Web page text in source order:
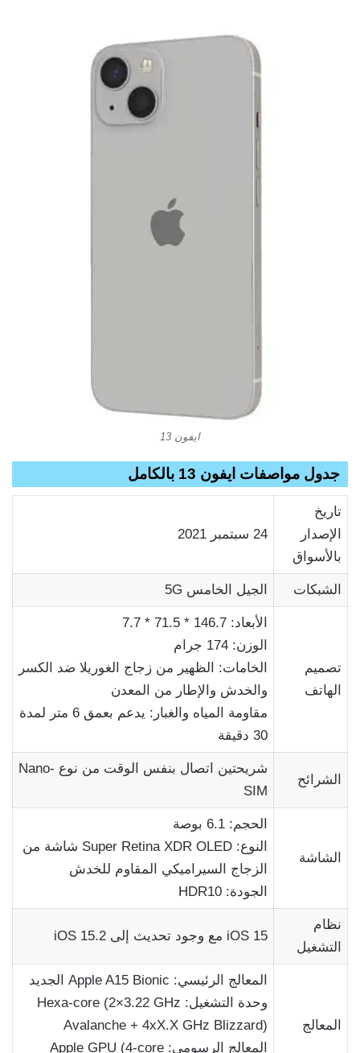
ايفون 13
جدول مواصفات ايفون 13 بالكامل
تاريخ
الإصدار
بالأسواق
24 سبتمبر 2021
الشبكات الجيل الخامس 5G
تصميم
الهاتف
الأبعاد: 146.7 * 71.5 * 7.7
الوزن: 174 جرام
الخامات: الظهير من زجاج الغوريلا ضد الكسر
والخدش والإطار من المعدن
مقاومة المياه والغبار: يدعم بعمق 6 متر لمدة
30 دقيقة
الشرائح
شريحتين اتصال بنفس الوقت من نوع Nano-
SIM
الشاشة
الحجم: 6.1 بوصة
النوع: Super Retina XDR OLED شاشة من
الزجاج السيراميكي المقاوم للخدش
الجودة: HDR10
نظام
التشغيل
iOS 15 مع وجود تحديث إلى iOS 15.2
المعالج
المعالج الرئيسي: Apple A15 Bionic الجديد
وحدة التشغيل: Hexa-core (2×3.22 GHz
Avalanche + 4xX.X GHz Blizzard)
المعالج الرسومي: Apple GPU (4-core